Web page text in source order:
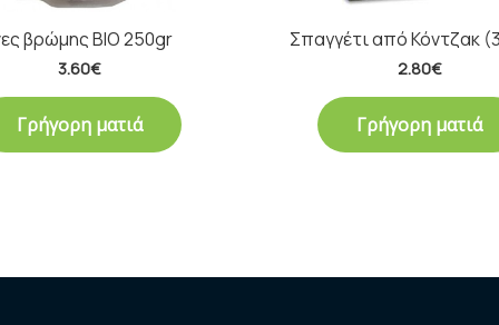
βρώμης BIO 250gr
3.60€
Γρήγορη ματιά
Σπαγγέτι από Κόντζακ
2.80€
Γρήγορη ματιά